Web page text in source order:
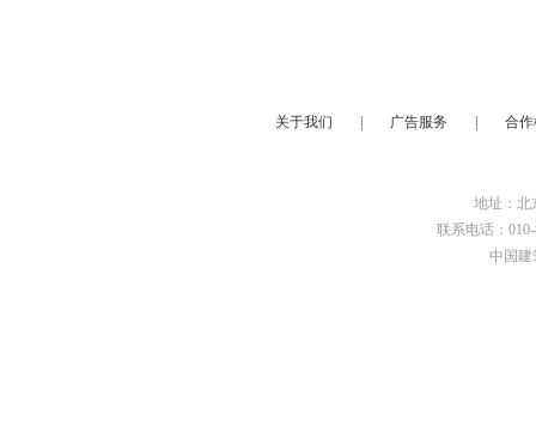
关于我们 广告服务 合
地址：北
联系电话：
中国